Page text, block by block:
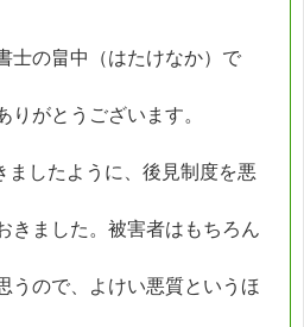
士の畠中（はたけなか）で
りがとうございます。
ましたように、後見制度を悪
きました。被害者はもちろん
うので、よけい悪質というほ